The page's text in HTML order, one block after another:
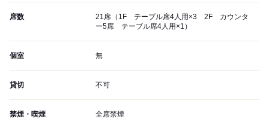
席数
21席（1F テーブル席4人用×3 2F カウンタ
ー5席 テーブル席4人用×1）
個室 無
貸切 不可
禁煙・喫煙 全席禁煙